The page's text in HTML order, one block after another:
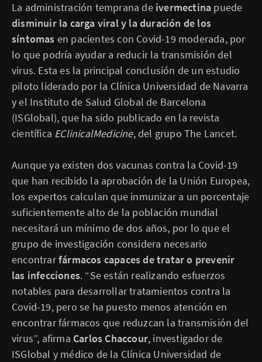
La administración temprana de ivermectina puede
disminuir la carga viral y la duración de los
síntomas en pacientes con Covid-19 moderada, por
lo que podría ayudar a reducir la transmisión del
virus. Esta es la principal conclusión de un estudio
piloto liderado por la Clínica Universidad de Navarra
y el Instituto de Salud Global de Barcelona
(ISGlobal), que ha sido publicado en la revista
científica EClinicalMedicine, del grupo The Lancet.
Aunque ya existen dos vacunas contra la Covid-19
que han recibido la aprobación de la Unión Europea,
los expertos calculan que inmunizar a un porcentaje
suficientemente alto de la población mundial
necesitará un mínimo de dos años, por lo que el
grupo de investigación considera necesario
encontrarfármacos capaces de tratar o prevenir
las infecciones. “Se están realizando esfuerzos
notables para desarrollar tratamientos contra la
Covid-19, pero se ha puesto menos atención en
encontrar fármacos que reduzcan la transmisión del
virus”, afirma Carlos Chaccour, investigador de
ISGlobal y médico de la Clínica Universidad de